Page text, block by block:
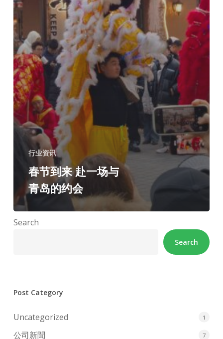
行业资讯
春节到来 赴一场与
青岛的约会
Search
Search
Post Category
Uncategorized 1
公司新聞 7